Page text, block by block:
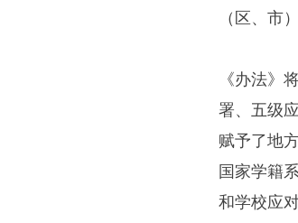
（区、市
《办法》
署、五级
赋予了地
国家学籍
和学校应